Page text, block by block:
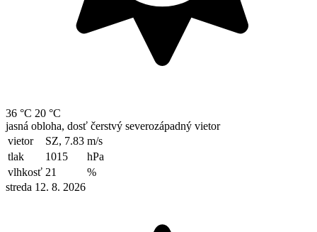
36 °C 20 °C
jasná obloha, dosť čerstvý severozápadný vietor
vietor
SZ, 7.83 m/s
tlak
1015
hPa
vlhkosť 21
%
streda 12. 8. 2026